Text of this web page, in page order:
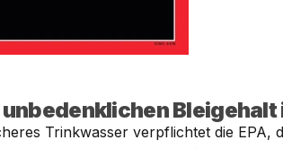
unbedenklichen
Trinkwasser verpflichtet die EPA,